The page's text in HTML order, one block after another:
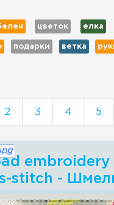
цветок елка
подарки ветка
2 3 4 5
embroidery
stitch -